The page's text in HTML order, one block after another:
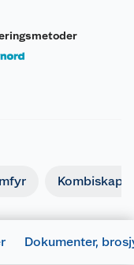
Kombiskap
Dokumenter,